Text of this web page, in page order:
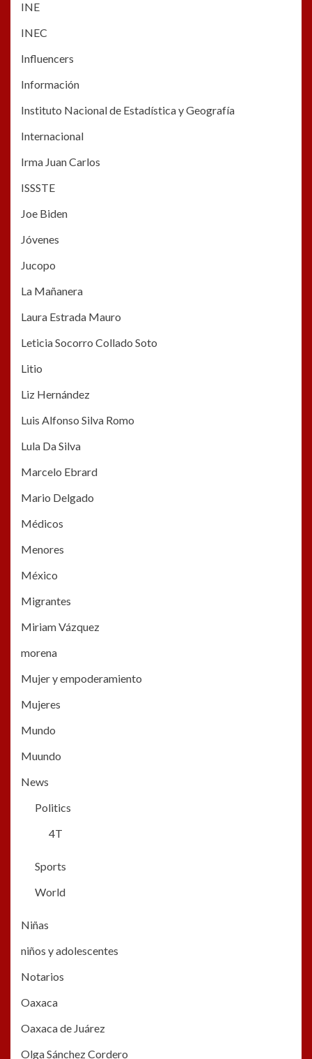
INE
INEC
Influencers
Información
Instituto Nacional de Estadística y Geografía
Internacional
Irma Juan Carlos
ISSSTE
Joe Biden
Jóvenes
Jucopo
La Mañanera
Laura Estrada Mauro
Leticia Socorro Collado Soto
Litio
Liz Hernández
Luis Alfonso Silva Romo
Lula Da Silva
Marcelo Ebrard
Mario Delgado
Médicos
Menores
México
Migrantes
Miriam Vázquez
morena
Mujer y empoderamiento
Mujeres
Mundo
Muundo
News
Politics
4T
Sports
World
Niñas
niños y adolescentes
Notarios
Oaxaca
Oaxaca de Juárez
Olga Sánchez Cordero